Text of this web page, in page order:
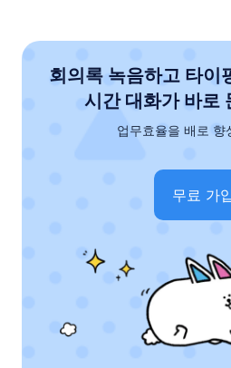
회의록 녹음하고 타이
시간 대화가 바로
업무효율을 배로 향
무료 가